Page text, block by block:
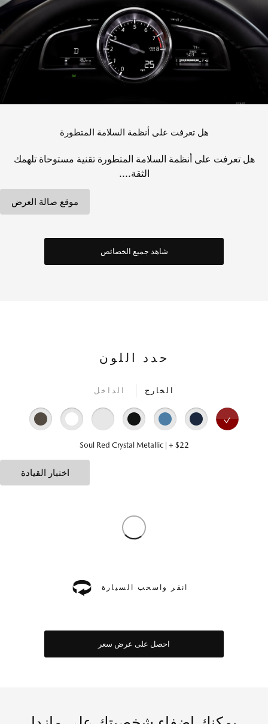
موقع صالة العرض
اختبار القيادة
هل تعرفت على أنظمة السلامة المتطورة
هل تعرفت على أنظمة السلامة المتطورة تقنية مستوحاة تلهمك
الثقة....
شاهد جميع الخصائص
حدد اللون
الخارج الداخل
Soul Red Crystal Metallic | + $22
انقر واسحب السيارة
احصل على عرض سعر